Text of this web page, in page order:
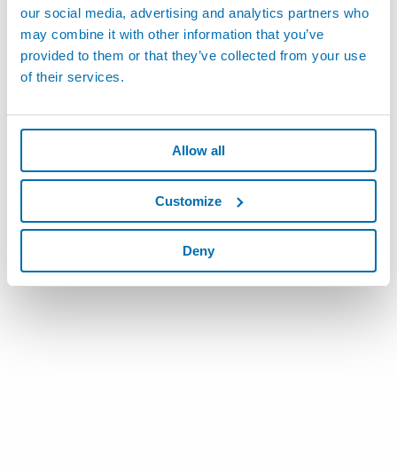
our social media, advertising and analytics partners who
may combine it with other information that you’ve
provided to them or that they’ve collected from your use
of their services.
Allow all
Customize
Deny